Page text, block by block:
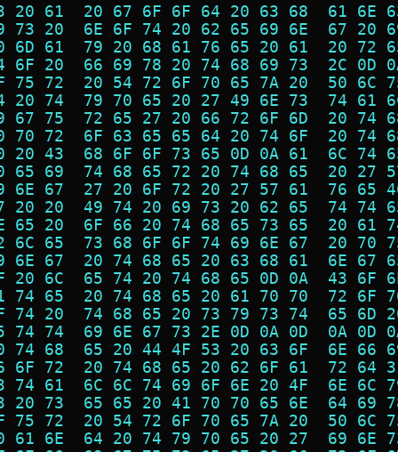
20 61  20 67 6F 6F 64 20 63 68  61
73 20  6E 6F 74 20 62 65 69 6E  67
6D 61  79 20 68 61 76 65 20 61  20
6F 20  66 69 78 20 74 68 69 73  2C
75 72  20 54 72 6F 70 65 7A 20  50
20 74  79 70 65 20 27 49 6E 73  74
67 75  72 65 27 20 66 72 6F 6D  20
70 72  6F 63 65 65 64 20 74 6F  20
20 43  68 6F 6F 73 65 0D 0A 61  6C
65 69  74 68 65 72 20 74 68 65  20
6E 67  27 20 6F 72 20 27 57 61  76
20 20  49 74 20 69 73 20 62 65  74
65 20  6F 66 20 74 68 65 73 65  20
6C 65  73 68 6F 6F 74 69 6E 67  20
6E 67  20 74 68 65 20 63 68 61  6E
20 6C  65 74 20 74 68 65 0D 0A  43
74 65  20 74 68 65 20 61 70 70  72
74 20  74 68 65 20 73 79 73 74  65
74 74  69 6E 67 73 2E 0D 0A 0D  0A
74 68  65 20 44 4F 53 20 63 6F  6E
6F 72  20 74 68 65 20 62 6F 61  72
74 61  6C 6C 74 69 6F 6E 20 4F  6E
20 73  65 65 20 41 70 70 65 6E  64
75 72  20 54 72 6F 70 65 7A 20  50
61 6E  64 20 74 79 70 65 20 27  69